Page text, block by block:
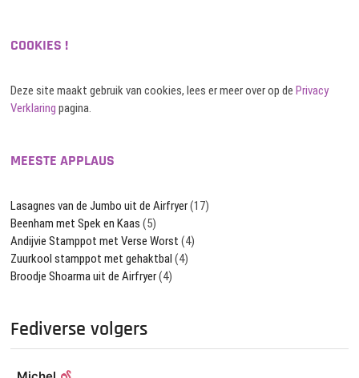
COOKIES !
Deze site maakt gebruik van cookies, lees er meer over op dePrivacy
Verklaring pagina.
MEESTE APPLAUS
Lasagnes van de Jumbo uit de Airfryer(17)
Beenham met Spek en Kaas (5)
Andijvie Stamppot met Verse Worst (4)
Zuurkool stamppot met gehaktbal (4)
Broodje Shoarma uit de Airfryer(4)
Fediverse volgers